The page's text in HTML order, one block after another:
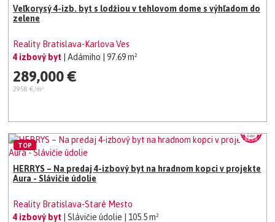
Veľkorysý 4-izb. byt s lodžiou v tehlovom dome s výhľadom do
zelene
Reality Bratislava-Karlova Ves
4 izbový byt
| Adámiho | 97.69 m²
289,000 €
2958 €/m²
HERRYS – Na predaj 4-izbový byt na hradnom kopci v projekte
Aura - Slávičie údolie
Reality Bratislava-Staré Mesto
4 izbový byt
| Slávičie údolie | 105.5 m²
TOP